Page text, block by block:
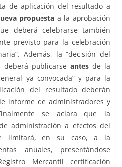
de aplicación del resultado a
propuesta a la aprobación
deberá celebrarse también
previsto para la celebración
Además, la “decisión del
deberá publicarse antes de la
ya convocada” y para la
del resultado deberán
informe de administradores y
se aclara que la
administración a efectos del
limitará, en su caso, a la
anuales, presentándose
Mercantil certificación